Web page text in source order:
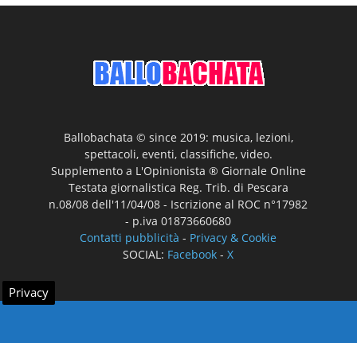
Ballobachata © since 2019: musica, lezioni,
spettacoli, eventi, classifiche, video.
Supplemento a L'Opinionista ® Giornale Online
Testata giornalistica Reg. Trib. di Pescara
n.08/08 dell'11/04/08 - Iscrizione al ROC n°17982
- p.iva 01873660680
Contatti pubblicità - Privacy & Cookie
SOCIAL: Facebook -X
Privacy